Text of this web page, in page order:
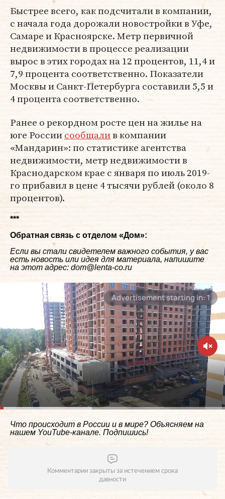
Быстрее всего, как подсчитали в компании,
с начала года дорожали новостройки в Уфе,
Самаре и Красноярске. Метр первичной
недвижимости в процессе реализации
вырос в этих городах на 12 процентов, 11,4 и
7,9 процента соответственно. Показатели
Москвы и Санкт-Петербурга составили 5,5 и
4 процента соответственно.
Ранее о рекордном росте цен на жилье на
юге Россиисообщалив компании
«Мандарин»: по статистике агентства
недвижимости, метр недвижимости в
Краснодарском крае с января по июль 2019-
го прибавил в цене 4 тысячи рублей (около 8
процентов).
***
Обратная связь с отделом «Дом»:
Если вы стали свидетелем важного события, у вас
есть новость или идея для материала, напишите
на этот адрес: dom@lenta-co.ru
Что происходит в России и в мире? Объясняем на
нашем YouTube-канале. Подпишись!
Комментарии закрыты за истечением срока
давности